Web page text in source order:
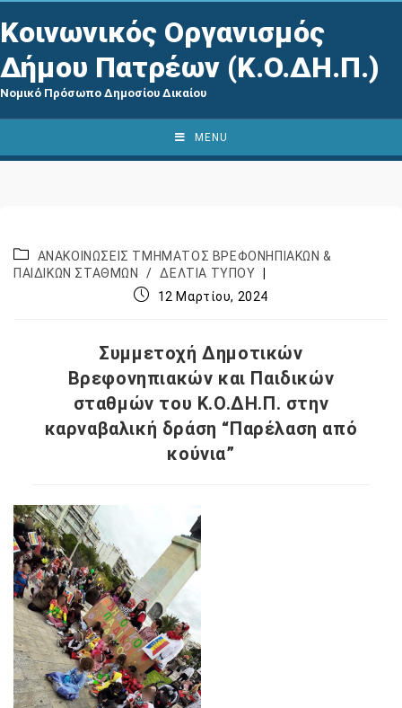
Κοινωνικός Οργανισμός
Δήμου Πατρέων (Κ.Ο.ΔΗ.Π.)
Νομικό Πρόσωπο Δημοσίου Δικαίου
MENU
ΑΝΑΚΟΙΝΩΣΕΙΣ ΤΜΗΜΑΤΟΣ ΒΡΕΦΟΝΗΠΙΑΚΩΝ &
ΠΑΙΔΙΚΩΝ ΣΤΑΘΜΩΝ
/ ΔΕΛΤΙΑ ΤΥΠΟΥ
12 Μαρτίου, 2024
Συμμετοχή Δημοτικών
Βρεφονηπιακών και Παιδικών
σταθμών του Κ.Ο.ΔΗ.Π. στην
καρναβαλική δράση “Παρέλαση από
κούνια”